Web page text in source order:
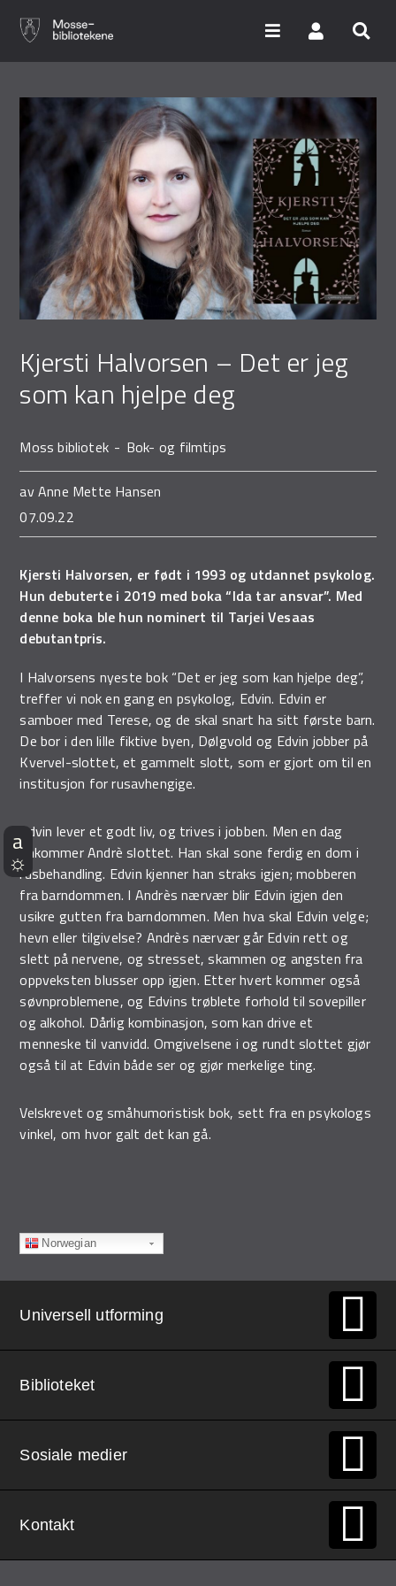
Arrangementer
Bibliotekene
Nyheter
Digitale tjenester
Søk i våre databaser
hovedinnhold
Kjersti Halvorsen – Det er jeg
som kan hjelpe deg
Moss bibliotek Bok- og filmtips
avAnne Mette Hansen
07.09.22
Kjersti Halvorsen, er født i 1993 og utdannet psykolog.
Hun debuterte i 2019 med boka “Ida tar ansvar”. Med
denne boka ble hun nominert til Tarjei Vesaas
debutantpris.
I Halvorsens nyeste bok “Det er jeg som kan hjelpe deg”,
treffer vi nok en gang en psykolog, Edvin. Edvin er
samboer med Terese, og de skal snart ha sitt første barn.
De bor i den lille fiktive byen, Dølgvold og Edvin jobber på
Kvervel-slottet, et gammelt slott, som er gjort om til en
institusjon for rusavhengige.
Edvin lever et godt liv, og trives i jobben. Men en dag
ankommer Andrè slottet. Han skal sone ferdig en dom i
rusbehandling. Edvin kjenner han straks igjen; mobberen
fra barndommen. I Andrès nærvær blir Edvin igjen den
usikre gutten fra barndommen. Men hva skal Edvin velge;
hevn eller tilgivelse? Andrès nærvær går Edvin rett og
slett på nervene, og stresset, skammen og angsten fra
oppveksten blusser opp igjen. Etter hvert kommer også
søvnproblemene, og Edvins trøblete forhold til sovepiller
og alkohol. Dårlig kombinasjon, som kan drive et
menneske til vanvidd. Omgivelsene i og rundt slottet gjør
også til at Edvin både ser og gjør merkelige ting.
Velskrevet og småhumoristisk bok, sett fra en psykologs
vinkel, om hvor galt det kan gå.
Norwegian
Universell utforming
Biblioteket
Sosiale medier
Kontakt